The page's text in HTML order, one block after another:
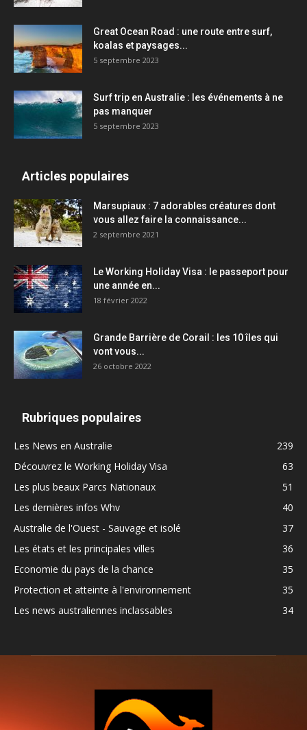
Great Ocean Road : une route entre surf,
koalas et paysages...
5 septembre 2023
Surf trip en Australie : les événements à ne
pas manquer
5 septembre 2023
Articles populaires
Marsupiaux : 7 adorables créatures dont
vous allez faire la connaissance...
2 septembre 2021
Le Working Holiday Visa : le passeport pour
une année en...
18 février 2022
Grande Barrière de Corail : les 10 îles qui
vont vous...
26 octobre 2022
Rubriques populaires
Les News en Australie
239
Découvrez le Working Holiday Visa
63
Les plus beaux Parcs Nationaux
51
Les dernières infos Whv
40
Australie de l'Ouest - Sauvage et isolé
37
Les états et les principales villes
36
Economie du pays de la chance
35
Protection et atteinte à l'environnement
35
Les news australiennes inclassables
34